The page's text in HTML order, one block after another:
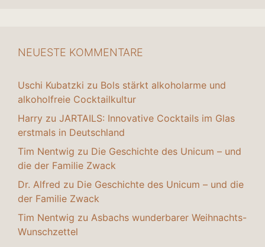
NEUESTE KOMMENTARE
Uschi Kubatzki zu Bols stärkt alkoholarme und
alkoholfreie Cocktailkultur
Harry zu JARTAILS: Innovative Cocktails im Glas
erstmals in Deutschland
Tim Nentwig zu Die Geschichte des Unicum – und
die der Familie Zwack
Dr. Alfred zu Die Geschichte des Unicum – und die
der Familie Zwack
Tim Nentwig zu Asbachs wunderbarer Weihnachts-
Wunschzettel